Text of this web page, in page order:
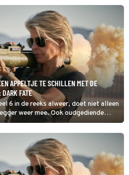
APPELTJE TE SCHILLEN MET DE
DARK FATE
6 in de reeks alweer, doet niet alleen
weer mee. Ook oudgediende
Connor.